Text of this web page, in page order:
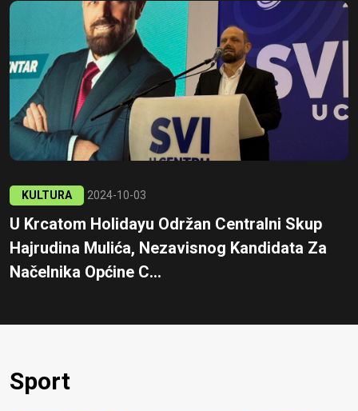
KULTURA 2024-10-03
U Krcatom Holidayu Održan Centralni Skup
Hajrudina Mulića, Nezavisnog Kandidata Za
Načelnika Općine C...
Sport